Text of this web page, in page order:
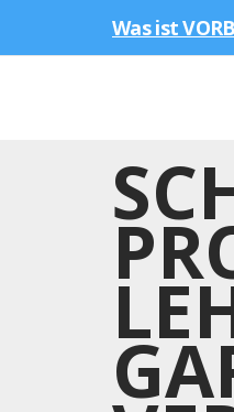
Was ist